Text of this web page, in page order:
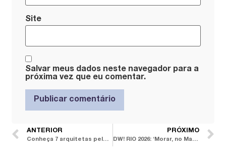
Site
Salvar meus dados neste navegador para a
próxima vez que eu comentar.
ANTERIOR
Conheça 7 arquitetas pelo mundo que celebram culturas locais em seus projetos
PRÓXIMO
DW! RIO 2026: ‘Morar, no Mar’ é o tema da edição 2026 que inspira as curvas elegantes da identidade visual do festival